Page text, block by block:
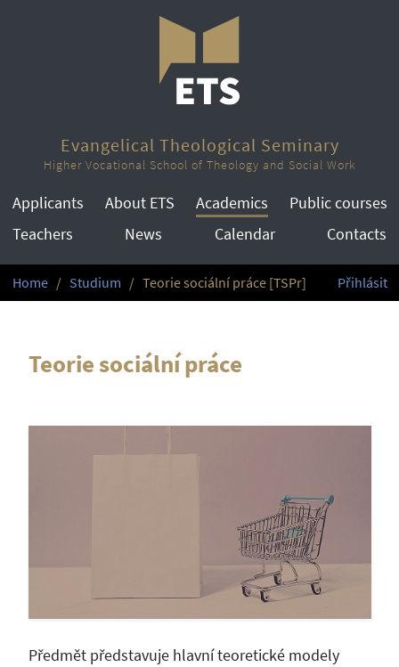
Evangelical Theological Seminary
Higher Vocational School of Theology and Social Work
Applicants About ETS Academics
Public courses
Teachers
News Calendar Contacts
Home Studium Teorie sociální práce [TSPr] Přihlásit
Teorie sociální práce
Předmět představuje hlavní teoretické modely